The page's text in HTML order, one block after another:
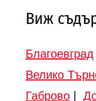
Виж
Благоевград
Велико
Габрово|